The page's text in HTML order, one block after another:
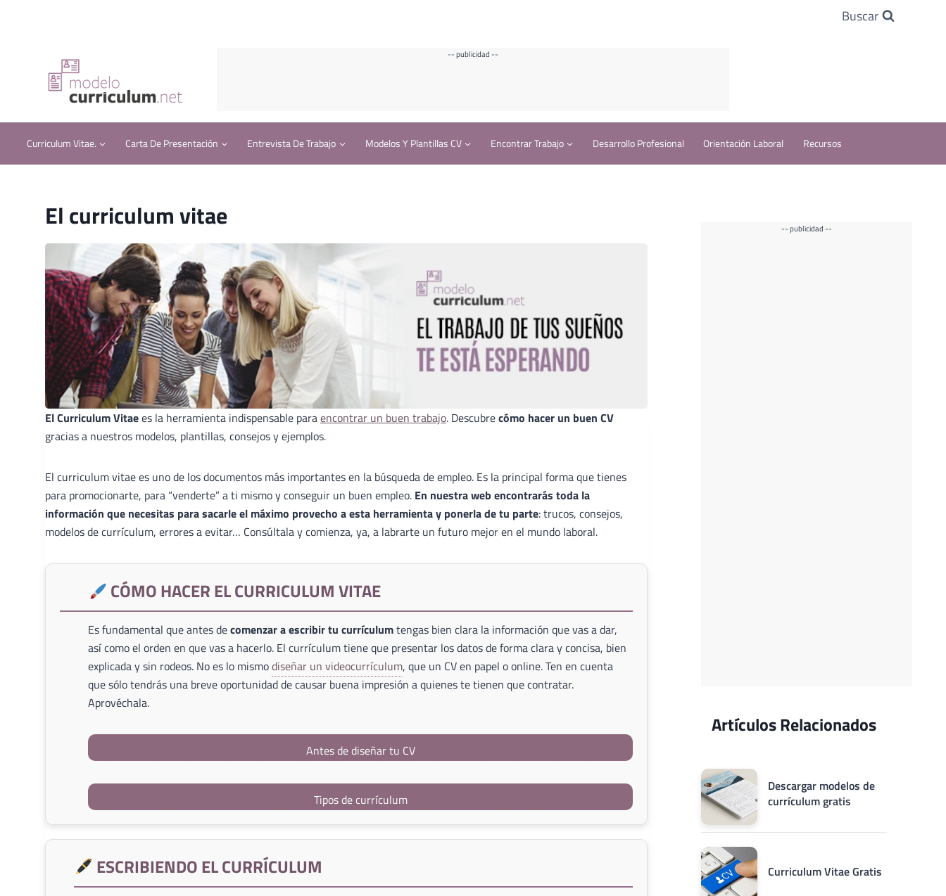
Buscar
-- publicidad --
Curriculum Vitae. Carta De Presentación Entrevista De Trabajo Modelos Y Plantillas CV Encontrar Trabajo Desarrollo Profesional Orientación Laboral Recursos
El curriculum vitae
El Curriculum Vitaees la herramienta indispensable paraencontrar un buen trabajo. Descubrecómo hacer un buen CV
gracias a nuestros modelos, plantillas, consejos y ejemplos.
El curriculum vitae es uno de los documentos más importantes en la búsqueda de empleo. Es la principal forma que tienes
para promocionarte, para “venderte” a ti mismo y conseguir un buen empleo. En nuestra web encontrarás toda la
información que necesitas para sacarle el máximo provecho a esta herramienta y ponerla de tu parte: trucos, consejos,
modelos de currículum, errores a evitar… Consúltala y comienza, ya, a labrarte un futuro mejor en el mundo laboral.
CÓMO HACER EL CURRICULUM VITAE
Es fundamental que antes decomenzar a escribir tu currículumtengas bien clara la información que vas a dar,
así como el orden en que vas a hacerlo. El currículum tiene que presentar los datos de forma clara y concisa, bien
explicada y sin rodeos. No es lo mismodiseñar un videocurrículum, que un CV en papel o online. Ten en cuenta
que sólo tendrás una breve oportunidad de causar buena impresión a quienes te tienen que contratar.
Aprovéchala.
Antes de diseñar tu CV
Tipos de currículum
ESCRIBIENDO EL CURRÍCULUM
-- publicidad --
Artículos Relacionados
Descargar modelos de
currículum gratis
Curriculum Vitae Gratis